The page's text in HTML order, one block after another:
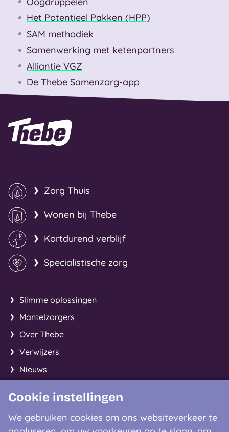
Cookie instellingen
We gebruiken cookies om ons websiteverkeer te
Het Potentieel Pakken (HPP)
SAM methodiek
Samenwerking met ketenpartners
Alliantie VGZ
De Thebe Samenzorg-app
Naar homepage
Zorg Thuis
Wonen bij Thebe
Kortdurend verblijf
Specialistische zorg
Slimme oplossingen
Mantelzorgers
Over Thebe
Verwijzers
Nieuws